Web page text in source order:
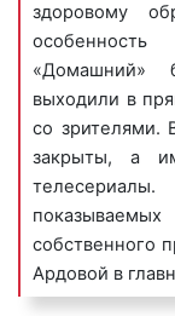
Многие
используют
Туапсе в
рекламной
наибольшего
Как можно
популярность
собирая
возле экранов
здоровому
«Домашний»
выходили в
со зрителями.
закрыты, а
собственного
Ардовой в
сериалов